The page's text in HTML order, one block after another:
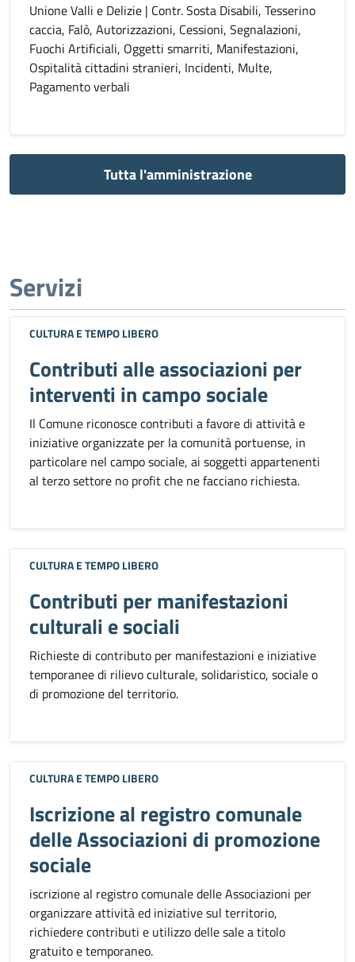
Unione Valli e Delizie | Contr. Sosta Disabili, Tesserino
caccia, Falò, Autorizzazioni, Cessioni, Segnalazioni,
Fuochi Artificiali, Oggetti smarriti, Manifestazioni,
Ospitalità cittadini stranieri, Incidenti, Multe,
Pagamento verbali
Tutta l'amministrazione
Servizi
CULTURA E TEMPO LIBERO
Contributi alle associazioni per
interventi in campo sociale
Il Comune riconosce contributi a favore di attività e
iniziative organizzate per la comunità portuense, in
particolare nel campo sociale, ai soggetti appartenenti
al terzo settore no profit che ne facciano richiesta.
CULTURA E TEMPO LIBERO
Contributi per manifestazioni
culturali e sociali
Richieste di contributo per manifestazioni e iniziative
temporanee di rilievo culturale, solidaristico, sociale o
di promozione del territorio.
CULTURA E TEMPO LIBERO
Iscrizione al registro comunale
delle Associazioni di promozione
sociale
iscrizione al registro comunale delle Associazioni per
organizzare attività ed iniziative sul territorio,
richiedere contributi e utilizzo delle sale a titolo
gratuito e temporaneo.